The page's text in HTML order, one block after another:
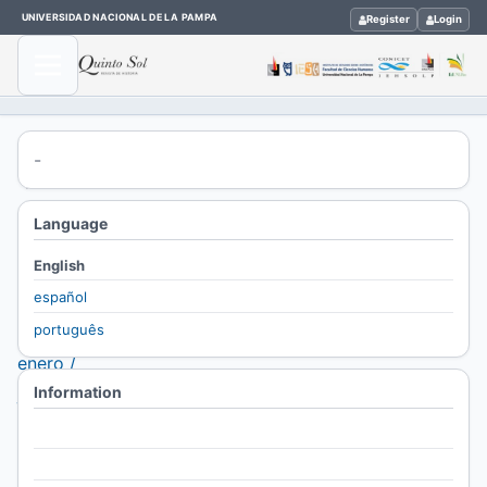
UNIVERSIDAD NACIONAL DE LA PAMPA Register Login
Archives
Vol. 16
No. 1
(2012):
enero /
junio
Thematic
-
Language
English
español
português
Information